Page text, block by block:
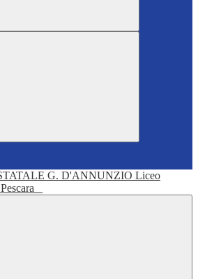
Liceo
Pescara